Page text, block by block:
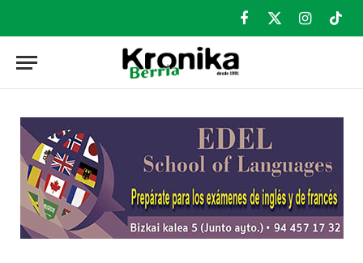
Facebook
X
Instagram